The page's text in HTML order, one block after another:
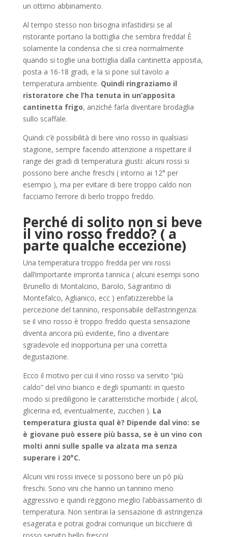
un ottimo abbinamento.
Al tempo stesso non bisogna infastidirsi se al
ristorante portano la bottiglia che sembra fredda! È
solamente la condensa che si crea normalmente
quando si toglie una bottiglia dalla cantinetta apposita,
posta a 16-18 gradi, e la si pone sul tavolo a
temperatura ambiente. Quindi ringraziamo il
ristoratore che l’ha tenuta in un’apposita
cantinetta frigo, anziché farla diventare brodaglia
sullo scaffale.
Quindi c’è possibilità di bere vino rosso in qualsiasi
stagione, sempre facendo attenzione a rispettare il
range dei gradi di temperatura giusti: alcuni rossi si
possono bere anche freschi ( intorno ai 12° per
esempio ), ma per evitare di bere troppo caldo non
facciamo l’errore di berlo troppo freddo.
Perché di solito non si beve
il vino rosso freddo? ( a
parte qualche eccezione)
Una temperatura troppo fredda per vini rossi
dall’importante impronta tannica ( alcuni esempi sono
Brunello di Montalcino, Barolo, Sagrantino di
Montefalco, Aglianico, ecc ) enfatizzerebbe la
percezione del tannino, responsabile dell’astringenza:
se il vino rosso è troppo freddo questa sensazione
diventa ancora più evidente, fino a diventare
sgradevole ed inopportuna per una corretta
degustazione.
Ecco il motivo per cui il vino rosso va servito “più
caldo” del vino bianco e degli spumanti: in questo
modo si prediligono le caratteristiche morbide ( alcol,
glicerina ed, eventualmente, zuccheri ). La
temperatura giusta qual è? Dipende dal vino: se
è giovane può essere più bassa, se è un vino con
molti anni sulle spalle va alzata ma senza
superare i 20°C.
Alcuni vini rossi invece si possono bere un pò più
freschi. Sono vini che hanno un tannino meno
aggressivo e quindi reggono meglio l’abbassamento di
temperatura. Non sentirai la sensazione di astringenza
esagerata e potrai godrai comunque un bicchiere di